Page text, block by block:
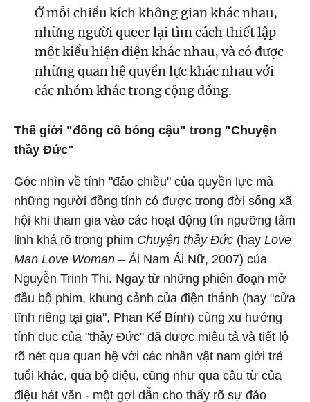
Ở mỗi chiều kích không gian khác nhau,
những người queer lại tìm cách thiết lập
một kiểu hiện diện khác nhau, và có được
những quan hệ quyền lực khác nhau với
các nhóm khác trong cộng đồng.
Thế giới "đồng cô bóng cậu" trong "Chuyện
thầy Đức"
Góc nhìn về tính "đảo chiều" của quyền lực mà
những người đồng tính có được trong đời sống xã
hội khi tham gia vào các hoạt động tín ngưỡng tâm
linh khá rõ trong phim Chuyện thầy Đức (hay Love
Man Love Woman – Ái Nam Ái Nữ, 2007) của
Nguyễn Trinh Thi. Ngay từ những phiên đoạn mở
đầu bộ phim, khung cảnh của điện thánh (hay "cửa
tĩnh riêng tại gia", Phan Kế Bính) cùng xu hướng
tính dục của "thầy Đức" đã được miêu tả và tiết lộ
rõ nét qua quan hệ với các nhân vật nam giới trẻ
tuổi khác, qua bộ điệu, cũng như qua câu từ của
điệu hát văn - một gợi dẫn cho thấy rõ sự đảo